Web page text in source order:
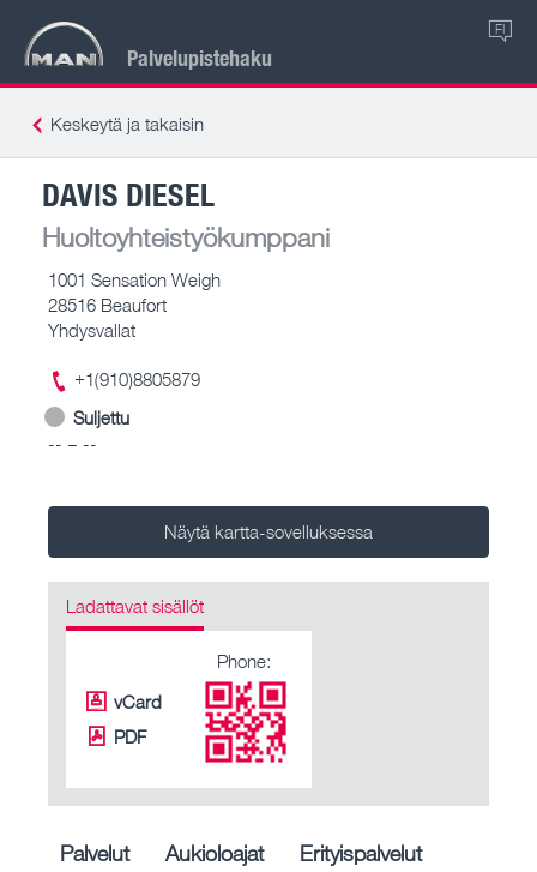
Palvelupistehaku
FI
Keskeytä ja takaisin
DAVIS DIESEL
Huoltoyhteistyökumppani
1001 Sensation Weigh
28516 Beaufort
Yhdysvallat
+1(910)8805879
Suljettu
-- – --
Näytä kartta-sovelluksessa
Ladattavat sisällöt
vCard
PDF
Phone:
Palvelut Aukioloajat Erityispalvelut